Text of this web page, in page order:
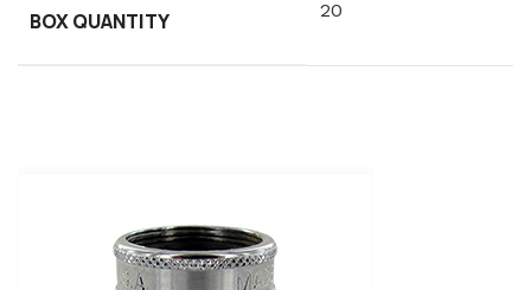
BOX QUANTITY 20